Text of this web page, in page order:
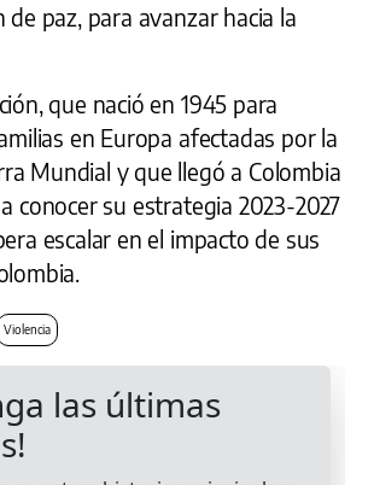
de paz, para avanzar hacia la
que nació en 1945 para
en Europa afectadas por la
Mundial y que llegó a Colombia
conocer su estrategia 2023-2027
escalar en el impacto de sus
Violencia